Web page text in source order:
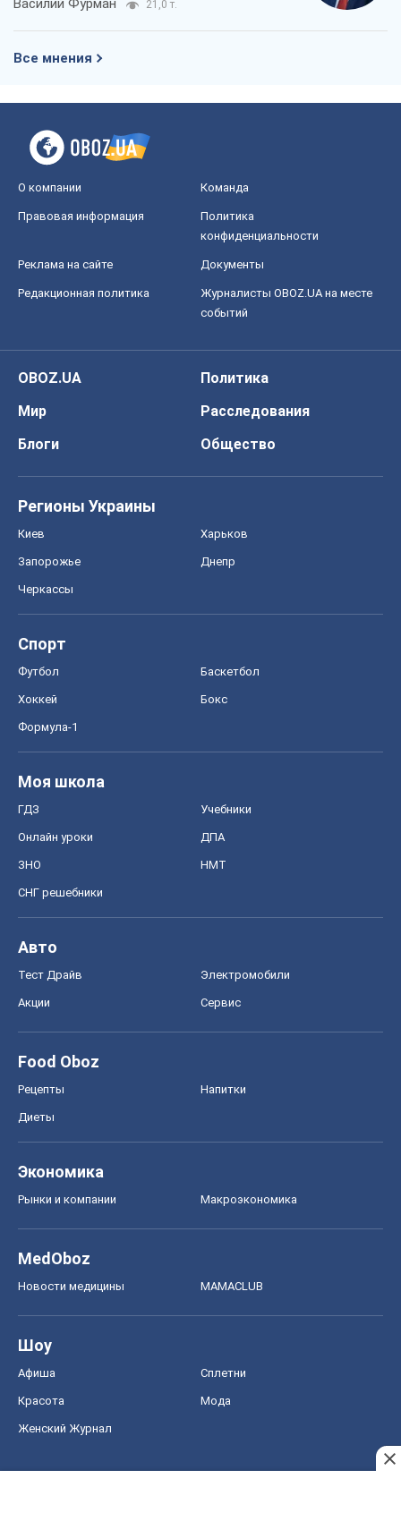
Василий Фурман 21,0 т.
Все мнения
О компании Команда
Правовая информация
Политика
конфиденциальности
Реклама на сайте Документы
Редакционная политика
Журналисты OBOZ.UA на месте
событий
OBOZ.UA
Политика
Мир
Расследования
Блоги
Общество
Регионы Украины
Киев Харьков
Запорожье Днепр
Черкассы
Спорт
Футбол Баскетбол
Хоккей Бокс
Формула-1
Моя школа
ГДЗ Учебники
Онлайн уроки ДПА
ЗНО НМТ
СНГ решебники
Авто
Тест Драйв Электромобили
Акции Сервис
Food Oboz
Рецепты Напитки
Диеты
Экономика
Рынки и компании Mакроэкономика
MedOboz
Новости медицины MAMACLUB
Шоу
Афиша Сплетни
Красота Мода
Женский Журнал